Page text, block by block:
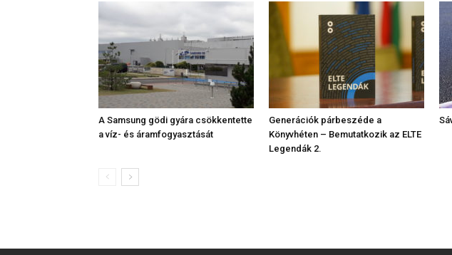
A Samsung gödi gyára csökkentette
a víz- és áramfogyasztását
Generációk párbeszéde a
Könyvhéten – Bemutatkozik az ELTE
Legendák 2.